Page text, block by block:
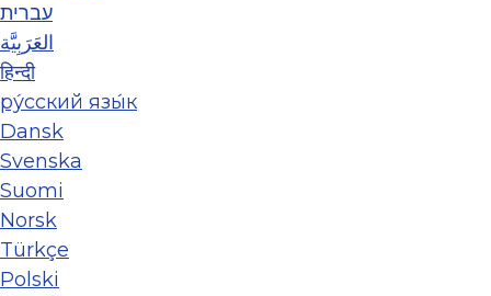
עברית
العَرَبِيَّة
हिन्दी
ру́сский язы́к
Dansk
Svenska
Suomi
Norsk
Türkçe
Polski